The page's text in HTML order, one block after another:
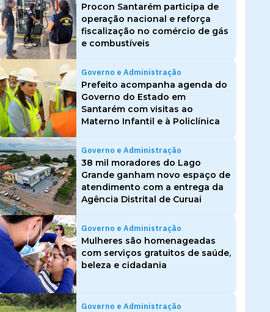
Procon Santarém participa de
operação nacional e reforça
fiscalização no comércio de gás
e combustíveis
Governo e Administração
Prefeito acompanha agenda do
Governo do Estado em
Santarém com visitas ao
Materno Infantil e à Policlínica
Governo e Administração
38 mil moradores do Lago
Grande ganham novo espaço de
atendimento com a entrega da
Agência Distrital de Curuai
Governo e Administração
Mulheres são homenageadas
com serviços gratuitos de saúde,
beleza e cidadania
Governo e Administração